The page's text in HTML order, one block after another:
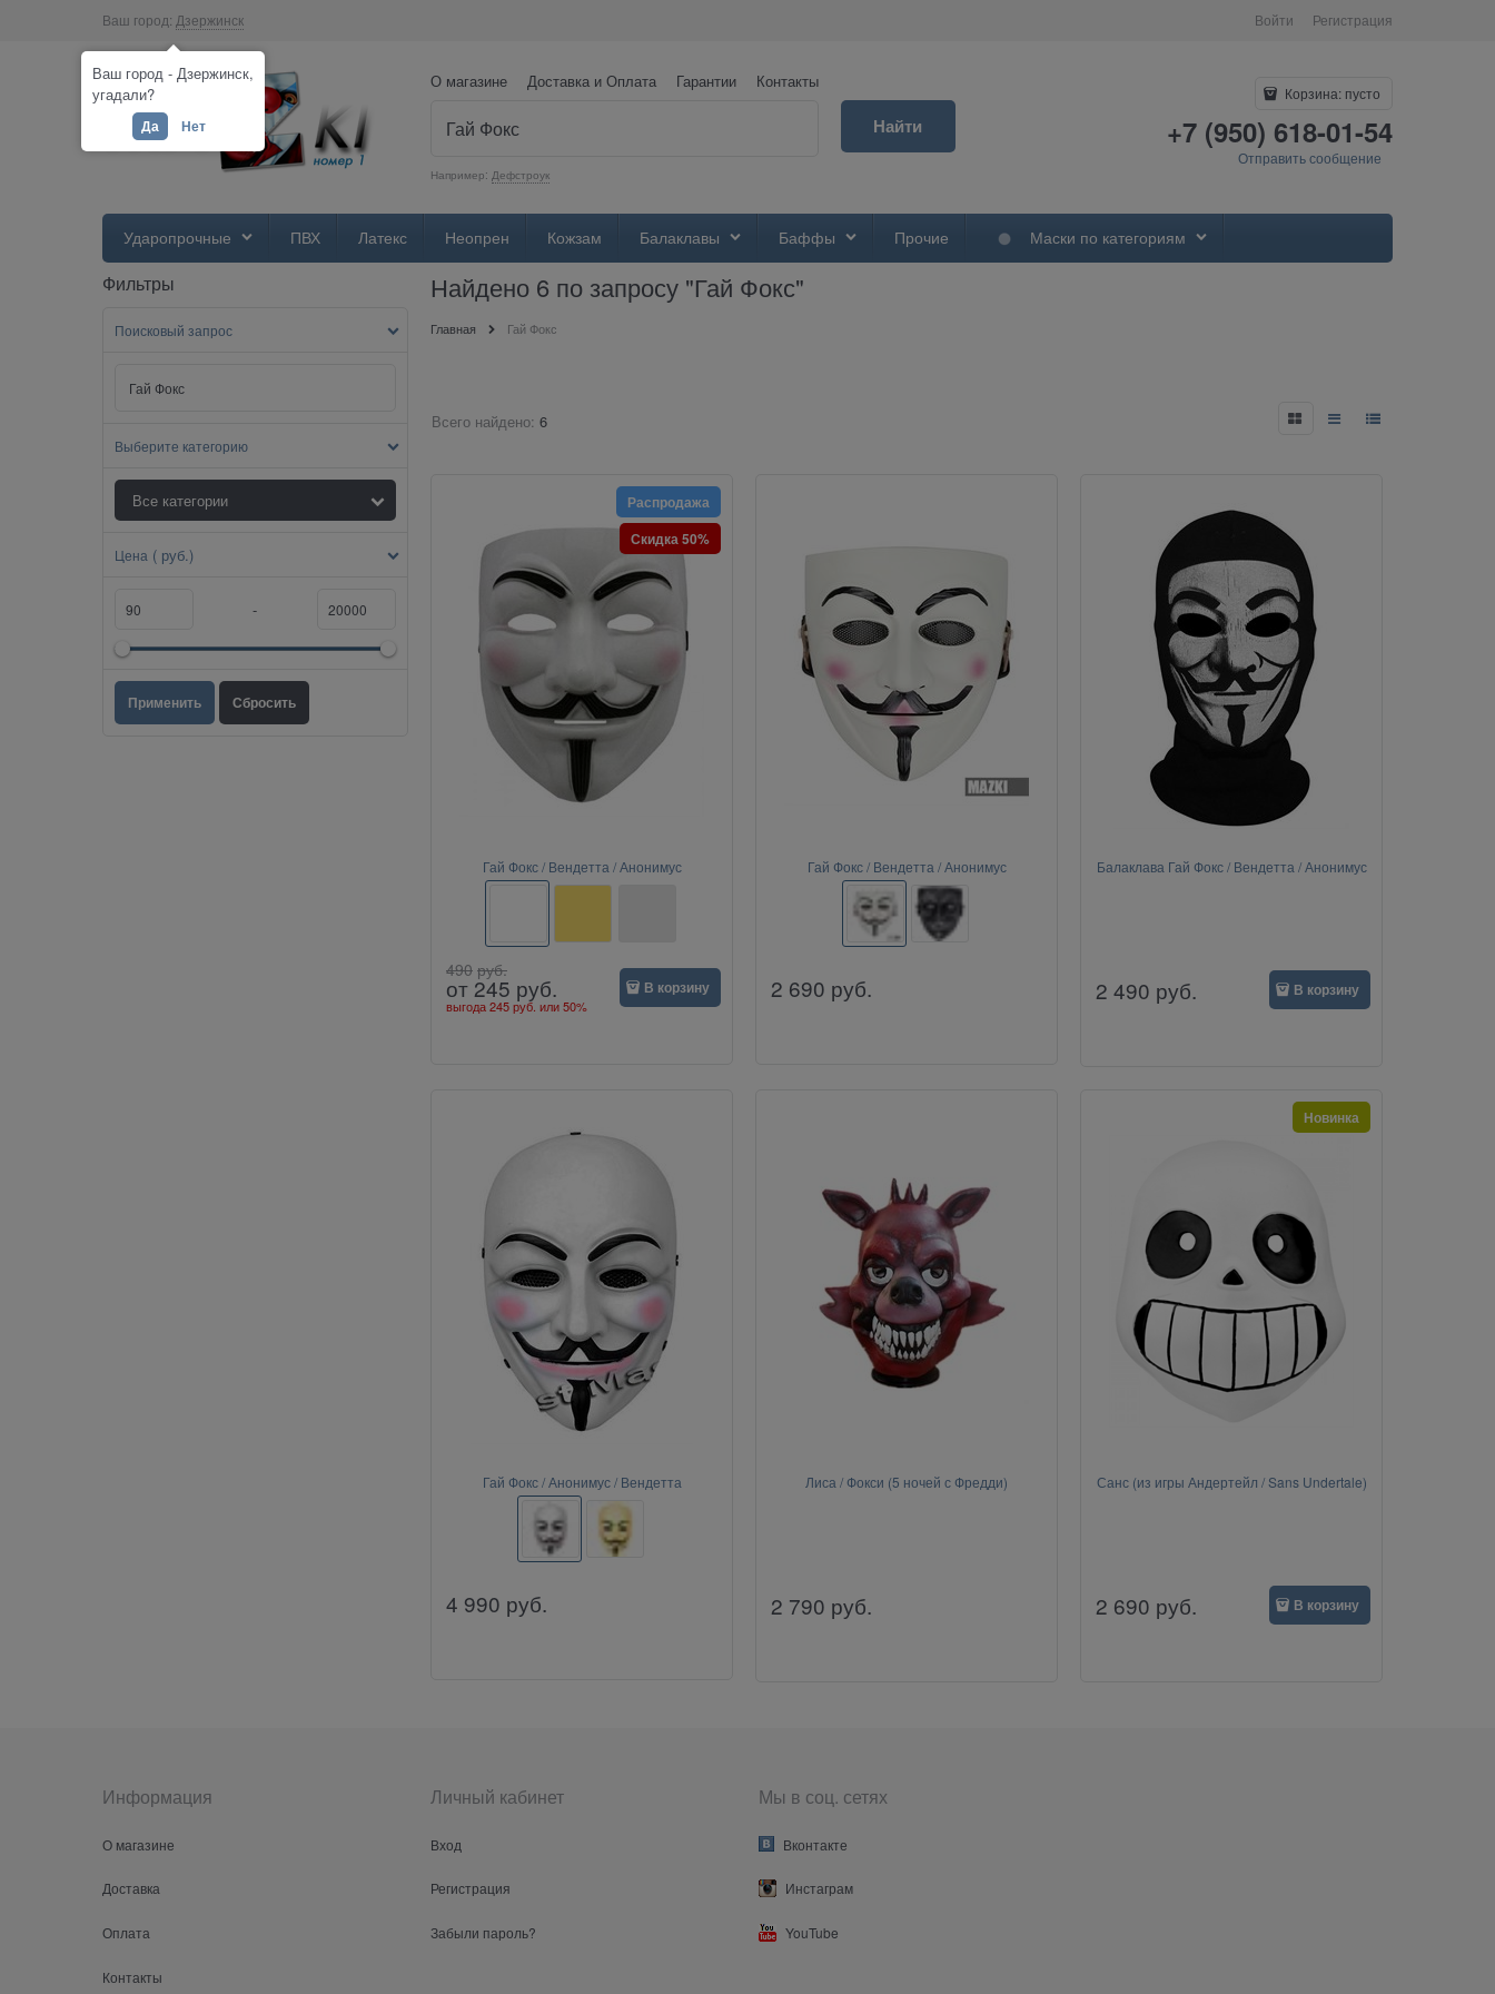
Ваш город: Дзержинск Войти Регистрация
О магазине Доставка и Оплата Гарантии Контакты
Например: Дефстроук
Найти
Корзина: пусто
+7 (950) 618-01-54
Отправить сообщение
Ударопрочные ПВХ Латекс Неопрен Кожзам Балаклавы Баффы Прочие Маски по категориям
Фильтры
Поисковый запрос
Выберите категорию
Цена ( руб.)
-
Найдено 6 по запросу "Гай Фокс"
Главная Гай Фокс
Всего найдено: 6
Гай Фокс / Вендетта / Анонимус
Распродажа
Скидка 50%
490 руб.
от 245 руб.
выгода245 руб. или50%
В корзину
Гай Фокс / Вендетта / Анонимус
2 690 руб.
Балаклава Гай Фокс / Вендетта / Анонимус
2 490 руб. В корзину
Гай Фокс / Анонимус / Вендетта
4 990 руб.
Лиса / Фокси (5 ночей с Фредди)
2 790 руб.
Санс (из игры Андертейл / Sans Undertale)
Новинка
2 690 руб. В корзину
Информация
О магазине
Доставка
Оплата
Контакты
Личный кабинет
Вход
Регистрация
Забыли пароль?
Мы в соц. сетях
Вконтакте
Инстаграм
YouTube
Ваш город - Дзержинск,
угадали?
Да Нет